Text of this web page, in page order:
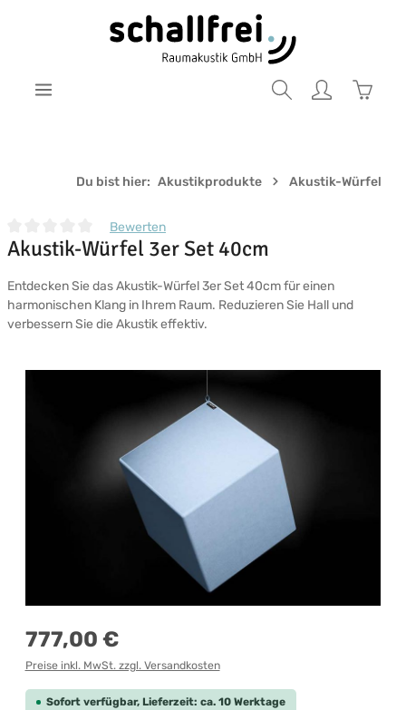
Zum Hauptinhalt springen
Du bist hier: Akustikprodukte Akustik-Würfel
Durchschnittliche Bewertung von 0 von 5 Sternen
Bewerten
Akustik-Würfel 3er Set 40cm
Entdecken Sie das Akustik-Würfel 3er Set 40cm für einen
harmonischen Klang in Ihrem Raum. Reduzieren Sie Hall und
verbessern Sie die Akustik effektiv.
Regulärer Preis:
777,00 €
Preise inkl. MwSt. zzgl. Versandkosten
Sofort verfügbar, Lieferzeit: ca. 10 Werktage